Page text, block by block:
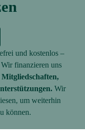
und kostenlos –
finanzieren uns
Wir
um weiterhin
können.